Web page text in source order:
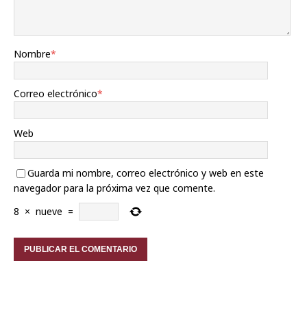
Nombre*
Correo electrónico*
Web
Guarda mi nombre, correo electrónico y web en este
navegador para la próxima vez que comente.
8 × nueve =